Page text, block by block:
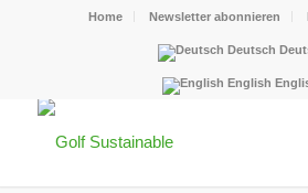
Home Newsletter abonnieren
Deutsch
English